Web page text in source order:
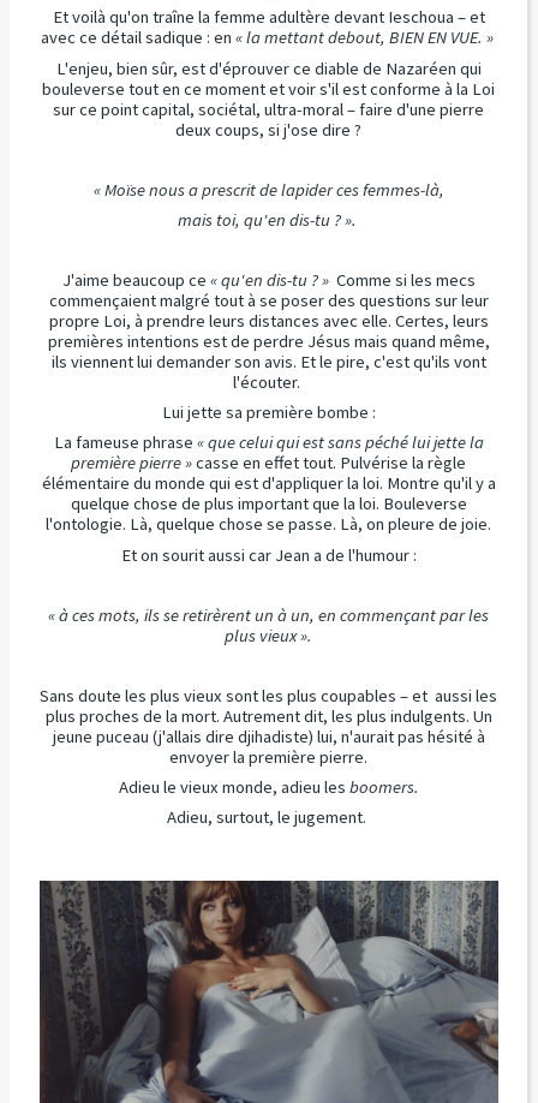
Et voilà qu'on traîne la femme adultère devant Ieschoua – et
avec ce détail sadique : en « la mettant debout, BIEN EN VUE. »
L'enjeu, bien sûr, est d'éprouver ce diable de Nazaréen qui
bouleverse tout en ce moment et voir s'il est conforme à la Loi
sur ce point capital, sociétal, ultra-moral – faire d'une pierre
deux coups, si j'ose dire ?
« Moïse nous a prescrit de lapider ces femmes-là,
mais toi, qu'en dis-tu ? ».
J'aime beaucoup ce « qu'en dis-tu ? »Comme si les mecs
commençaient malgré tout à se poser des questions sur leur
propre Loi, à prendre leurs distances avec elle. Certes, leurs
premières intentions est de perdre Jésus mais quand même,
ils viennent lui demander son avis. Et le pire, c'est qu'ils vont
l'écouter.
Lui jette sa première bombe :
La fameuse phrase « que celui qui est sans péché lui jette la
première pierre »casse en effet tout. Pulvérise la règle
élémentaire du monde qui est d'appliquer la loi. Montre qu'il y a
quelque chose de plus important que la loi. Bouleverse
l'ontologie. Là, quelque chose se passe. Là, on pleure de joie.
Et on sourit aussi car Jean a de l'humour :
« à ces mots, ils se retirèrent un à un, en commençant par les
plus vieux ».
Sans doute les plus vieux sont les plus coupables – et aussi les
plus proches de la mort. Autrement dit, les plus indulgents. Un
jeune puceau (j'allais dire djihadiste) lui, n'aurait pas hésité à
envoyer la première pierre.
Adieu le vieux monde, adieu les boomers.
Adieu, surtout, le jugement.